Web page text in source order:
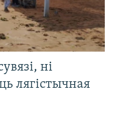
ні
лягістычная